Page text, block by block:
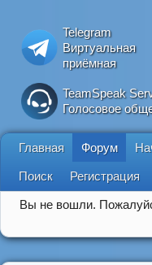
Telegram
Виртуальная
приёмная
TeamSpeak
Голосовое
Главная Форум
Поиск Регистрация
Вы не вошли.